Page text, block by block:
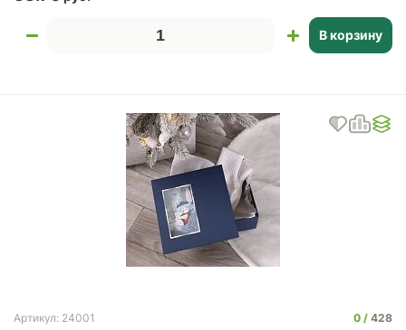
В корзину
Артикул: 24001 0
428